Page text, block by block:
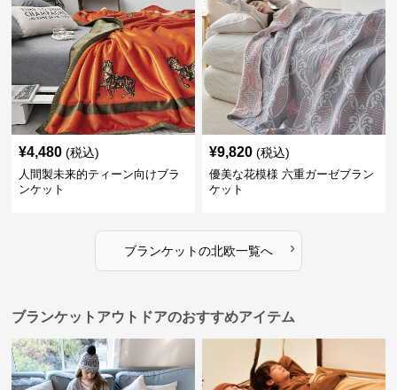
¥4,480 (税込)
人間製未来的ティーン向けブラ
ンケット
¥9,820 (税込)
優美な花模様 六重ガーゼブラン
ケット
ブランケットの北欧一覧へ ›
ブランケットアウトドアのおすすめアイテム